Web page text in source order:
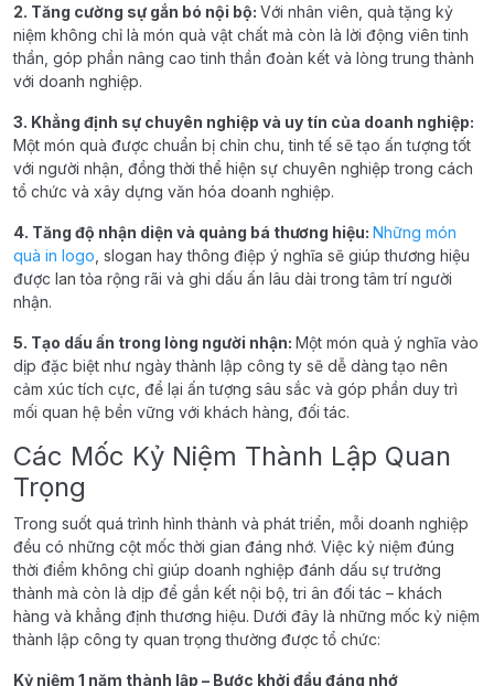
2. Tăng cường sự gắn bó nội bộ: Với nhân viên, quà tặng kỷ
niệm không chỉ là món quà vật chất mà còn là lời động viên tinh
thần, góp phần nâng cao tinh thần đoàn kết và lòng trung thành
với doanh nghiệp.
3. Khẳng định sự chuyên nghiệp và uy tín của doanh nghiệp:
Một món quà được chuẩn bị chỉn chu, tinh tế sẽ tạo ấn tượng tốt
với người nhận, đồng thời thể hiện sự chuyên nghiệp trong cách
tổ chức và xây dựng văn hóa doanh nghiệp.
4. Tăng độ nhận diện và quảng bá thương hiệu: Những món
quà in logo , slogan hay thông điệp ý nghĩa sẽ giúp thương hiệu
được lan tỏa rộng rãi và ghi dấu ấn lâu dài trong tâm trí người
nhận.
5. Tạo dấu ấn trong lòng người nhận: Một món quà ý nghĩa vào
dịp đặc biệt như ngày thành lập công ty sẽ dễ dàng tạo nên
cảm xúc tích cực, để lại ấn tượng sâu sắc và góp phần duy trì
mối quan hệ bền vững với khách hàng, đối tác.
Các Mốc Kỷ Niệm Thành Lập Quan
Trọng
Trong suốt quá trình hình thành và phát triển, mỗi doanh nghiệp
đều có những cột mốc thời gian đáng nhớ. Việc kỷ niệm đúng
thời điểm không chỉ giúp doanh nghiệp đánh dấu sự trưởng
thành mà còn là dịp để gắn kết nội bộ, tri ân đối tác – khách
hàng và khẳng định thương hiệu. Dưới đây là những mốc kỷ niệm
thành lập công ty quan trọng thường được tổ chức:
Kỷ niệm 1 năm thành lập – Bước khởi đầu đáng nhớ